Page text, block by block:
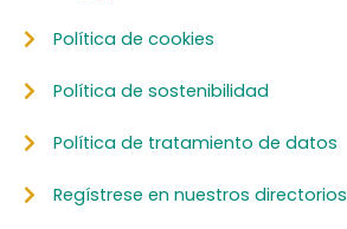
Política de cookies
Política de sostenibilidad
Política de tratamiento de datos
Regístrese en nuestros directorios